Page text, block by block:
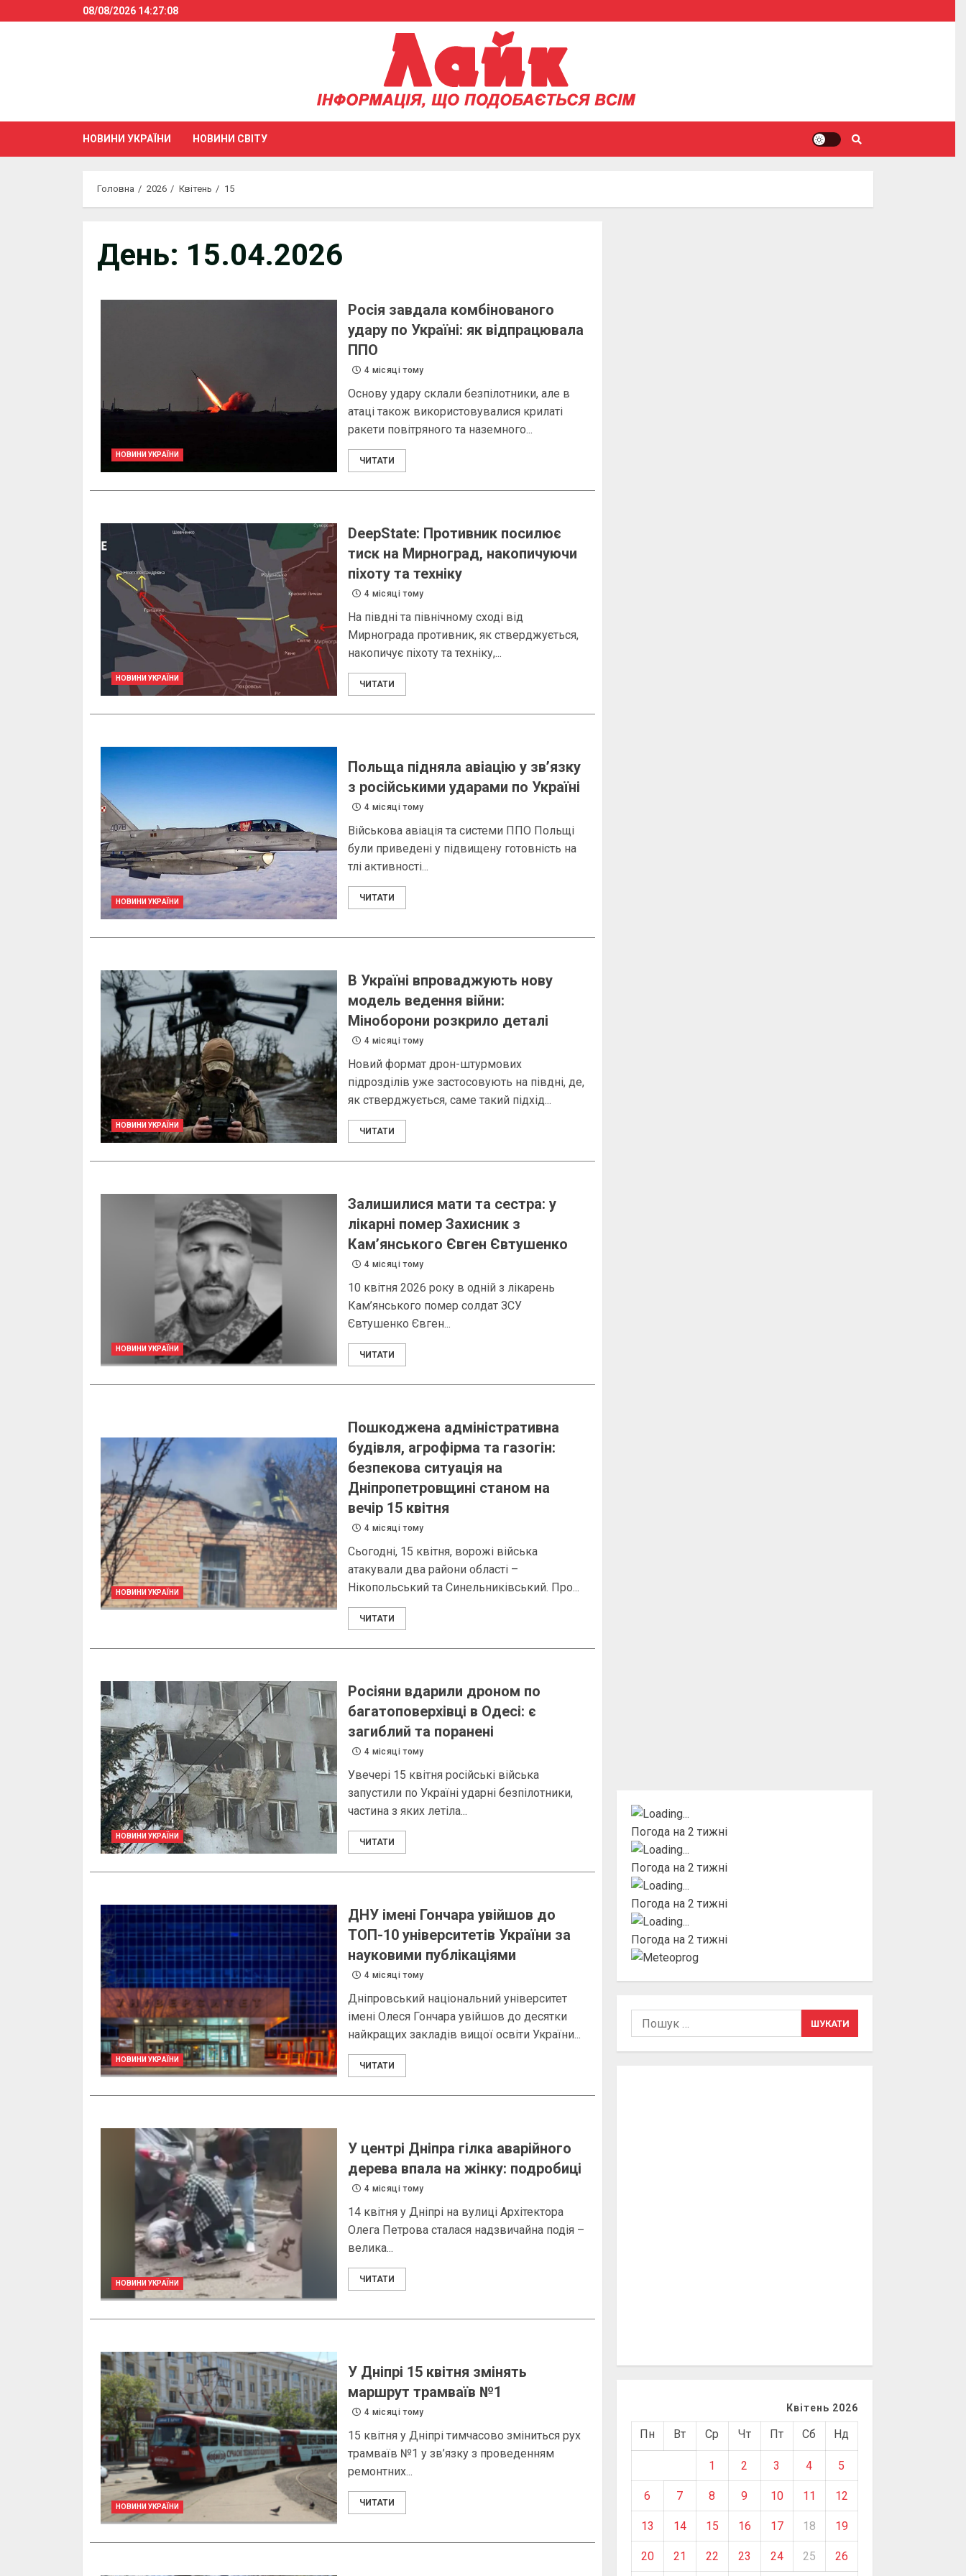
to
08/08/2026 14:27:09
НОВИНИ УКРАЇНИ НОВИНИ СВІТУ
Головна 2026 Квітень 15
День: 15.04.2026
НОВИНИ УКРАЇНИ
Росія завдала комбінованого
удару по Україні: як відпрацювала
ППО
4 місяці тому
Основу удару склали безпілотники, але в
атаці також використовувалися крилаті
ракети повітряного та наземного...
ЧИТАТИ
НОВИНИ УКРАЇНИ
DeepState: Противник посилює
тиск на Мирноград, накопичуючи
піхоту та техніку
4 місяці тому
На півдні та північному сході від
Мирнограда противник, як стверджується,
накопичує піхоту та техніку,...
ЧИТАТИ
НОВИНИ УКРАЇНИ
Польща підняла авіацію у зв’язку
з російськими ударами по Україні
4 місяці тому
Військова авіація та системи ППО Польщі
були приведені у підвищену готовність на
тлі активності...
ЧИТАТИ
НОВИНИ УКРАЇНИ
В Україні впроваджують нову
модель ведення війни:
Міноборони розкрило деталі
4 місяці тому
Новий формат дрон-штурмових
підрозділів уже застосовують на півдні, де,
як стверджується, саме такий підхід...
ЧИТАТИ
НОВИНИ УКРАЇНИ
Залишилися мати та сестра: у
лікарні помер Захисник з
Камʼянського Євген Євтушенко
4 місяці тому
10 квітня 2026 року в одній з лікарень
Кам’янського помер солдат ЗСУ
Євтушенко Євген...
ЧИТАТИ
НОВИНИ УКРАЇНИ
Пошкоджена адміністративна
будівля, агрофірма та газогін:
безпекова ситуація на
Дніпропетровщині станом на
вечір 15 квітня
4 місяці тому
Сьогодні, 15 квітня, ворожі війська
атакували два райони області –
Нікопольський та Синельниківський. Про...
ЧИТАТИ
НОВИНИ УКРАЇНИ
Росіяни вдарили дроном по
багатоповерхівці в Одесі: є
загиблий та поранені
4 місяці тому
Увечері 15 квітня російські війська
запустили по Україні ударні безпілотники,
частина з яких летіла...
ЧИТАТИ
НОВИНИ УКРАЇНИ
ДНУ імені Гончара увійшов до
ТОП-10 університетів України за
науковими публікаціями
4 місяці тому
Дніпровський національний університет
імені Олеся Гончара увійшов до десятки
найкращих закладів вищої освіти України...
ЧИТАТИ
НОВИНИ УКРАЇНИ
У центрі Дніпра гілка аварійного
дерева впала на жінку: подробиці
4 місяці тому
14 квітня у Дніпрі на вулиці Архітектора
Олега Петрова сталася надзвичайна подія –
велика...
ЧИТАТИ
НОВИНИ УКРАЇНИ
У Дніпрі 15 квітня змінять
маршрут трамваїв №1
4 місяці тому
15 квітня у Дніпрі тимчасово зміниться рух
трамваїв №1 у зв’язку з проведенням
ремонтних...
ЧИТАТИ
Погода на 2 тижні
Погода на 2 тижні
Погода на 2 тижні
Погода на 2 тижні
Пошук:
Квітень 2026
Пн Вт Ср Чт Пт Сб Нд
1 2 3 4 5
6 7 8 9 10 11 12
13 14 15 16 17 18 19
20 21 22 23 24 25 26